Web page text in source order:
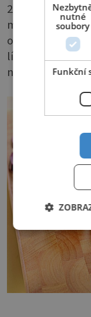
2) Poté vložíme
minut do trouby
osolíme,
lístcích.
nakrájíme na
nutné
soubory
Funkční